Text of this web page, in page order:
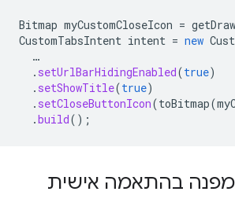
Bitmap myCustomCloseIcon =
CustomTabsIntent intent = new
…
. setUrlBarHidingEnabled(true)
. setShowTitle(true)
. setCloseButtonIcon(toBitmap(
.build();
מפנה בהתאמה אישית